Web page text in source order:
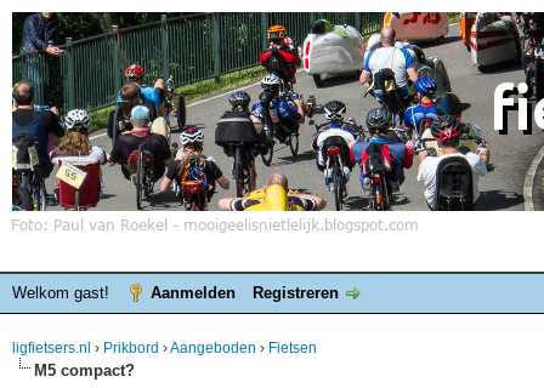
Welkom gast! Aanmelden Registreren
ligfietsers.nl › Prikbord ›Aangeboden › Fietsen
M5 compact?